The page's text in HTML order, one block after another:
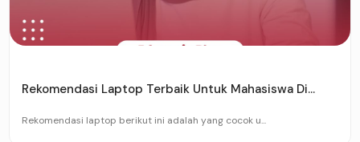
Rekomendasi Laptop Terbaik Untuk Mahasiswa Di...
Rekomendasi laptop berikut ini adalah yang cocok u...